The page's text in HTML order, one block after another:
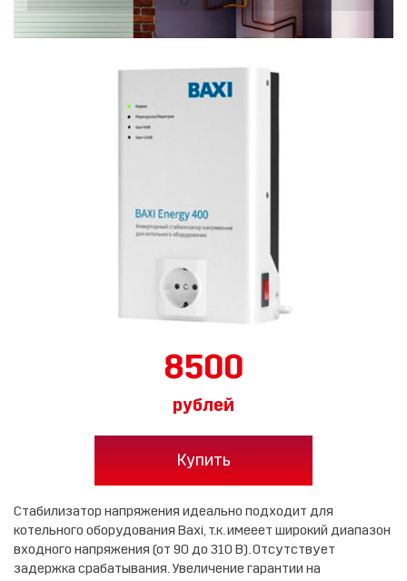
8500
рублей
Купить
Стабилизатор напряжения идеально подходит для
котельного оборудования Baxi, т.к. имееет широкий диапазон
входного напряжения (от 90 до 310 В). Отсутствует
задержка срабатывания. Увеличение гарантии на